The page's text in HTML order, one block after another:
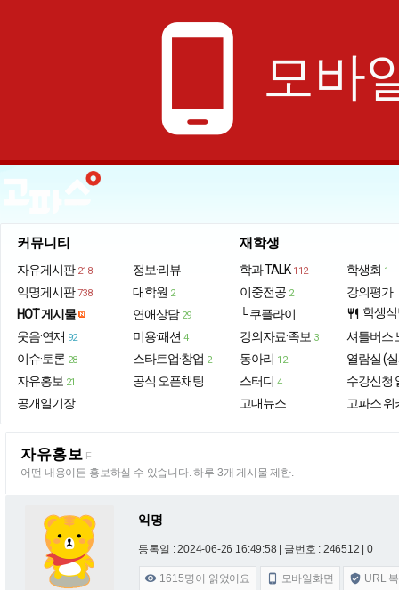
phone_android 모바
커뮤니티
자유게시판 218
익명게시판 738
HOT 게시물
웃음·연재 92
이슈·토론 28
자유홍보 21
공개일기장
정보·리뷰
대학원 2
연애상담 29
미용·패션 4
스타트업·창업 2
공식 오픈채팅
재학생
학과 TALK 112
이중전공 2
└ 쿠플라이
강의자료·족보 3
동아리 12
스터디 4
고대뉴스
학생회 1
강의평가
restaurant 학생
셔틀버스
열람실 (
수강신청
고파스 위
자유홍보 F
어떤 내용이든 홍보하실 수 있습니다. 하루 3개 게시물 제한.
익명
등록일 : 2024-06-26 16:49:58 | 글번호 : 246512 | 0
 1615명이 읽었어요  모바일화면  URL